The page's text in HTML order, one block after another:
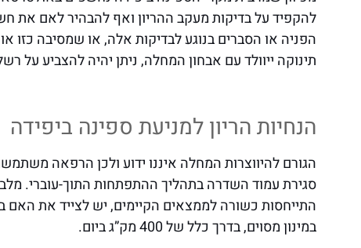
להקפיד על בדיקות מעקב ההריון ואף להבהיר לאם את
הפניה או הסברים בנוגע לבדיקות אלה, או שמסיבה
תינוקה ייוולד עם אבחון המחלה, ניתן יהיה להצביע על
הנחיות הריון למניעת ספינה ביפידה
הגורם להיווצרות המחלה איננו ידוע ולכן הרפאה
סגירת עמוד השדרה בתהליך ההתפתחות התוך-עוברי.
התייחסות כשורה לממצאים הקיימים, יש לצייד את האם
במינון מסוים, בדרך כלל של 400 מק”ג ביום.